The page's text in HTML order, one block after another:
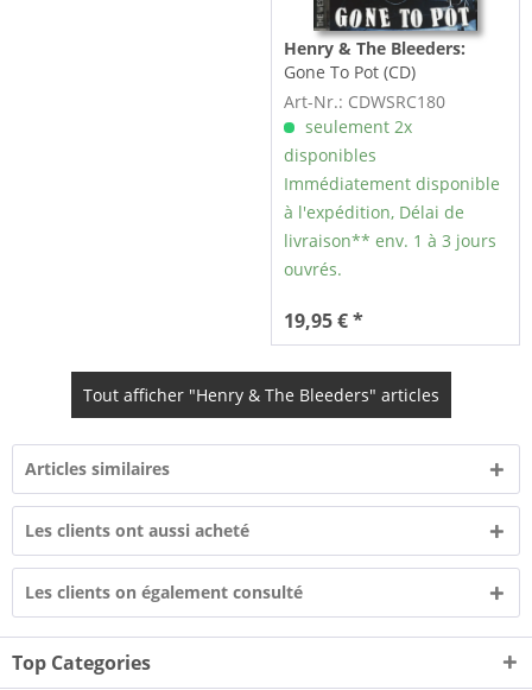
Henry & The Bleeders:
Gone To Pot (CD)
Art-Nr.: CDWSRC180
seulement 2x
disponibles
Immédiatement disponible
à l'expédition, Délai de
livraison** env. 1 à 3 jours
ouvrés.
19,95 € *
Tout afficher "Henry & The Bleeders" articles
Articles similaires
Les clients ont aussi acheté
Les clients on également consulté
Top Categories